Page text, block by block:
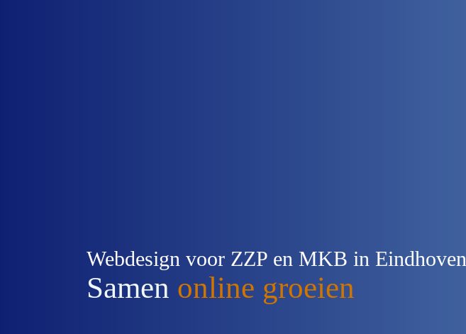
Webdesign voor ZZP en MKB in Eindhoven
Samen online groeien